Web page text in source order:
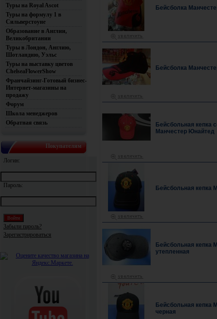
Туры на Royal Ascot
Туры на формулу 1 в
Сильверстоуне
Образование в Англии,
Великобритании
Туры в Лондон, Англию,
Шотландию, Уэльс
Туры на выставку цветов
ChelseaFlowerShow
Франчайзинг-Готовый бизнес-
Интернет-магазины на
продажу
Форум
Школа менеджеров
Обратная связь
Покупателям
Логин:
Пароль:
Забыли пароль?
Зарегистрироваться
Бейсболка
Бейсболка
Бейсбольная кепка
Манчестер Юнайтед
Бейсбольная кепка
Бейсбольная кепка
утепленная
Бейсбольная кепка
черная